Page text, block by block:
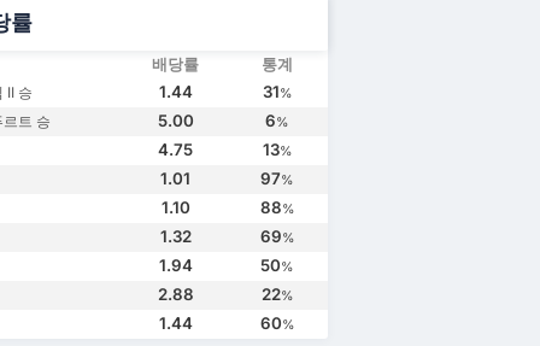
률
배당률 통계
II 승 1.44 31%
트 승 5.00 6%
4.75 13%
1.01 97%
1.10 88%
1.32 69%
1.94 50%
2.88 22%
1.44 60%